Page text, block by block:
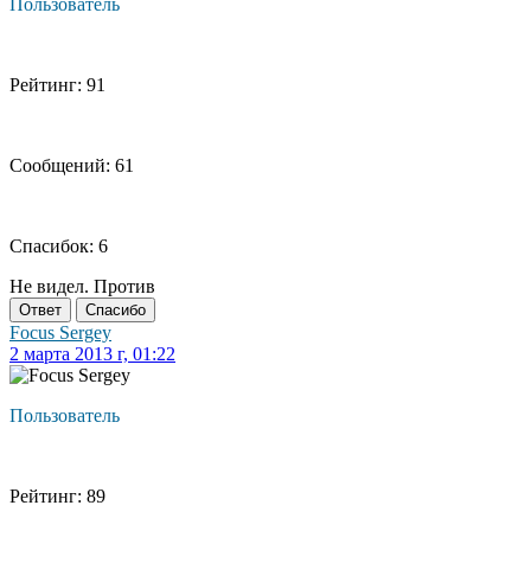
Пользователь
Рейтинг: 91
Сообщений: 61
Спасибок: 6
Не видел. Против
Ответ Спасибо
Focus Sergey
2 марта 2013 г, 01:22
Пользователь
Рейтинг: 89